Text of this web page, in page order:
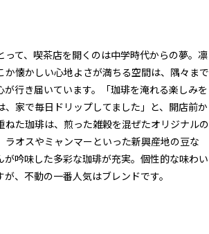
って、喫茶店を開くのは中学時代からの夢。凛
か懐かしい心地よさが満ちる空間は、隅々まで
が行き届いています。「珈琲を淹れる楽しみを
、家で毎日ドリップしてました」と、開店前か
ねた珈琲は、煎った雑穀を混ぜたオリジナルの
ラオスやミャンマーといった新興産地の豆な
が吟味した多彩な珈琲が充実。個性的な味わい
、不動の一番人気はブレンドです。